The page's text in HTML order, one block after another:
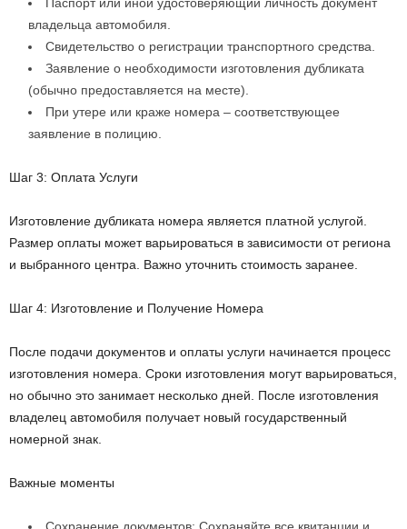
владельца автомобиля.
Свидетельство о регистрации транспортного средства.
Заявление о необходимости изготовления дубликата
(обычно предоставляется на месте).
При утере или краже номера – соответствующее
заявление в полицию.
Шаг 3: Оплата Услуги
Изготовление дубликата номера является платной услугой.
Размер оплаты может варьироваться в зависимости от региона
и выбранного центра. Важно уточнить стоимость заранее.
Шаг 4: Изготовление и Получение Номера
После подачи документов и оплаты услуги начинается процесс
изготовления номера. Сроки изготовления могут варьироваться,
но обычно это занимает несколько дней. После изготовления
владелец автомобиля получает новый государственный
номерной знак.
Важные моменты
Сохранение документов: Сохраняйте все квитанции и